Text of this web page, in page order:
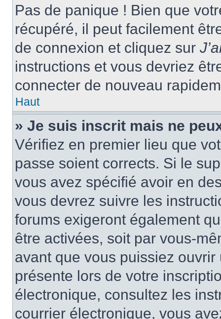
Pas de panique ! Bien que
récupéré, il peut facilement
de connexion et cliquez sur
instructions et vous devriez
connecter de nouveau
Haut
» Je suis inscrit mais ne
Vérifiez en premier lieu que
passe soient corrects. Si le
vous avez spécifié avoir en
vous devrez suivre les
forums exigeront également
être activées, soit par vous-
avant que vous puissiez
présente lors de votre
électronique, consultez les
courrier électronique, vous